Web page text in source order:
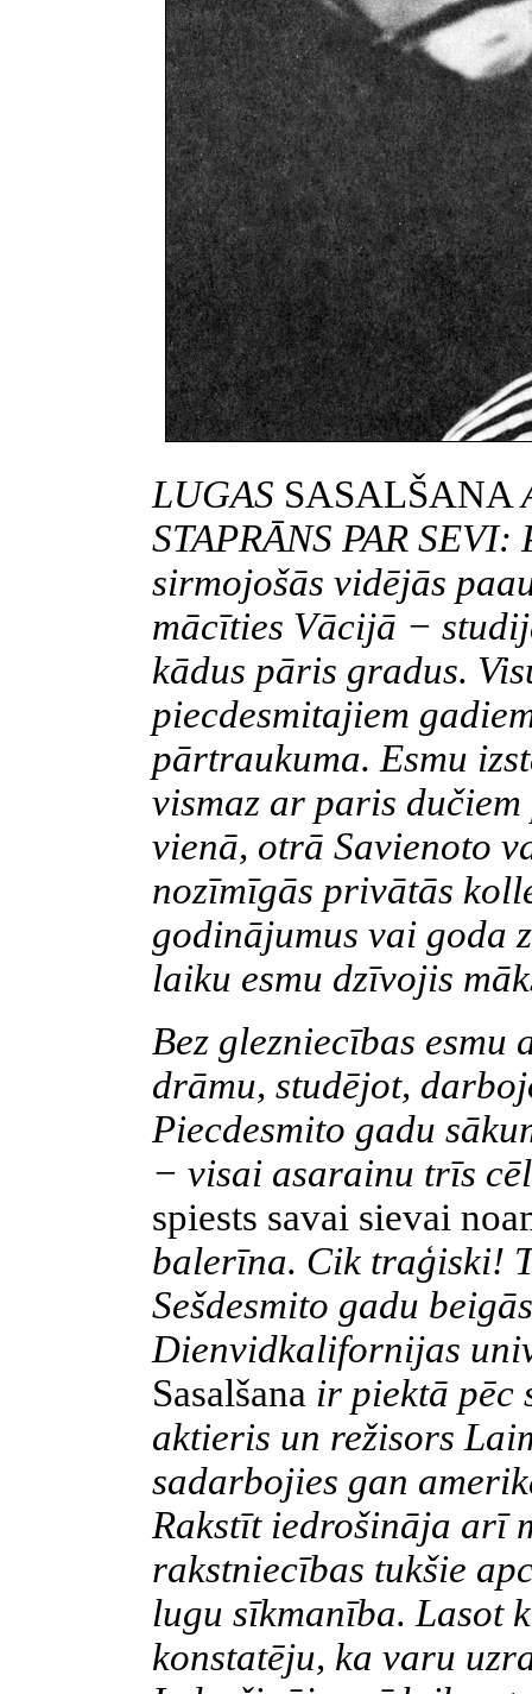
LUGAS SASALŠANA
STAPRĀNS PAR
sirmojošās vidējās
mācīties Vācijā −
kādus pāris gradus.
piecdesmitajiem
pārtraukuma. Esmu
vismaz ar paris
vienā, otrā Savienoto
nozīmīgās privātās
godinājumus vai goda
laiku esmu dzīvojis
Bez glezniecības
drāmu, studējot,
Piecdesmito gadu
− visai asarainu trīs
spiests savai sievai
balerīna. Cik traģiski!
Sešdesmito gadu
Dienvidkalifornijas
Sasalšana ir piektā pēc
aktieris un režisors
sadarbojies gan
Rakstīt iedrošināja arī
rakstniecības tukšie
lugu sīkmanība. Lasot
konstatēju, ka varu